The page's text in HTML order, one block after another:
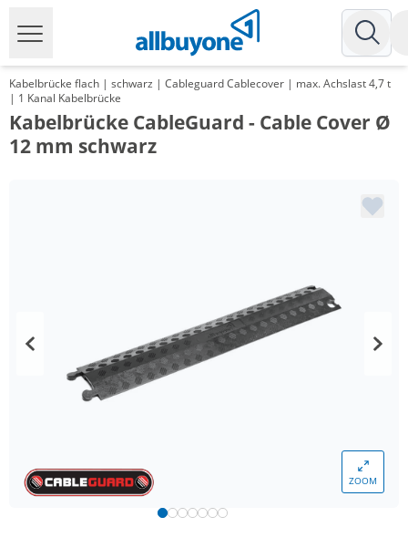
Kabelbrücke flach | schwarz | Cableguard Cablecover | max. Achslast 4,7 t
| 1 Kanal Kabelbrücke
Kabelbrücke CableGuard - Cable Cover Ø
12 mm schwarz
ZOOM
Menge